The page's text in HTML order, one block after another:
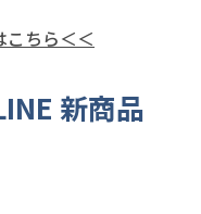
こちら＜＜
新商品